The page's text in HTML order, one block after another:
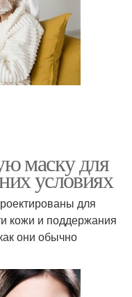
маску для
условиях
для
кожи и поддержания
они обычно